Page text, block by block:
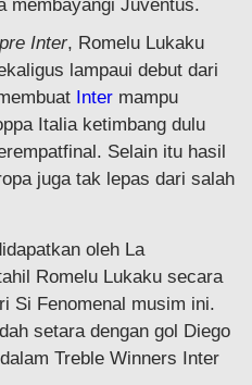
membayangi Juventus.
Inter, Romelu Lukaku
lampaui debut dari
Inter mampu
Italia ketimbang dulu
Selain itu hasil
juga tak lepas dari salah
oleh La
Romelu Lukaku secara
Si Fenomenal musim ini.
setara dengan gol Diego
Treble Winners Inter